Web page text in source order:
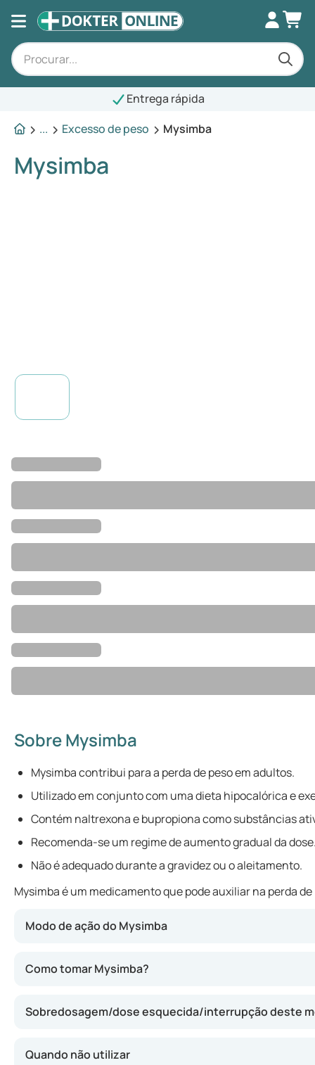
Entrega rápida
...
Excesso de peso Mysimba
Mysimba
Sobre Mysimba
Mysimba contribui para a perda de peso em adultos.
Utilizado em conjunto com uma dieta hipocalórica e
Contém naltrexona e bupropiona como substâncias
Recomenda-se um regime de aumento gradual da
Não é adequado durante a gravidez ou o aleitamento.
Mysimba é um medicamento que pode auxiliar na perda
Modo de ação do Mysimba
Como tomar Mysimba?
Sobredosagem/dose esquecida/interrupção deste
Quando não utilizar